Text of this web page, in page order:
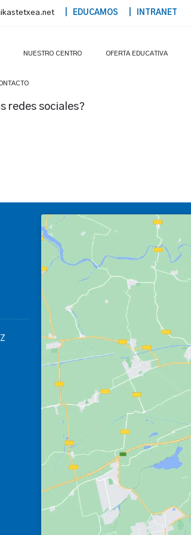
| EDUCAMOS | INTRANET
NUESTRO CENTRO OFERTA EDUCATIVA
redes sociales?